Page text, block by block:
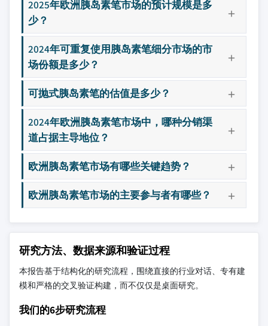
2025年欧洲胰岛素笔市场的预计规模是多
少？
2024年可重复使用胰岛素笔细分市场的市
场份额是多少？
可抛式胰岛素笔的估值是多少？
2024年欧洲胰岛素笔市场中，哪种分销渠
道占据主导地位？
欧洲胰岛素笔市场有哪些关键趋势？
欧洲胰岛素笔市场的主要参与者有哪些？
研究方法、数据来源和验证过程
本报告基于结构化的研究流程，围绕直接的行业对话、专有建
模和严格的交叉验证构建，而不仅仅是桌面研究。
我们的6步研究流程